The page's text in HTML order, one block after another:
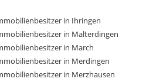
in Ihringen
in Malterdingen
in March
in Merdingen
in Merzhausen